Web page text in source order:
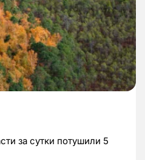
за сутки потушили 5